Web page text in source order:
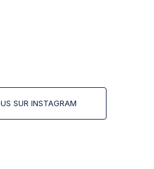
SUR INSTAGRAM